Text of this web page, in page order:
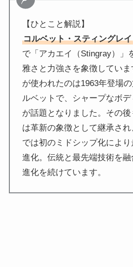
【ひとこと解説】
コルベット・スティングレイ
で「アカエイ（Stingray）」
雅さと力強さを象徴してい
が使われたのは1963年登場
ルベットで、シャープなボ
が話題となりました。その
は革新の象徴として継承さ
では初のミドシップ化によ
進化。伝統と最先端技術を
進化を続けています。